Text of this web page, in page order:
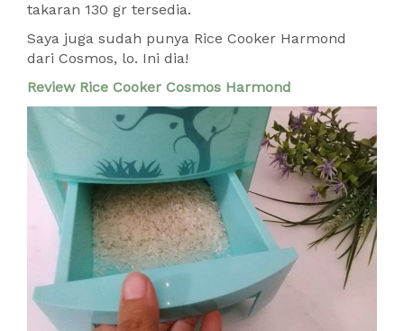
takaran 130 gr tersedia.
Saya juga sudah punya Rice Cooker Harmond
dari Cosmos, lo. Ini dia!
Review Rice Cooker Cosmos Harmond